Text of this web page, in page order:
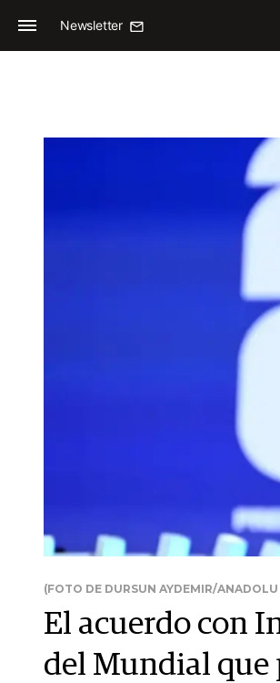
Newsletter
(FOTO DE DURSUN AYDEMIR/
El acuerdo con
del Mundial que